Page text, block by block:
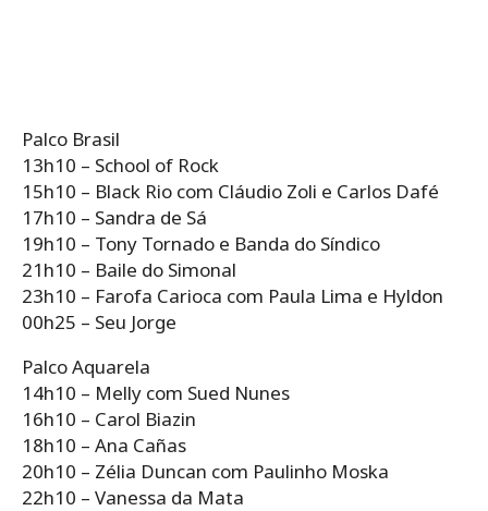
Palco Brasil
13h10 – School of Rock
15h10 – Black Rio com Cláudio Zoli e Carlos Dafé
17h10 – Sandra de Sá
19h10 – Tony Tornado e Banda do Síndico
21h10 – Baile do Simonal
23h10 – Farofa Carioca com Paula Lima e Hyldon
00h25 – Seu Jorge
Palco Aquarela
14h10 – Melly com Sued Nunes
16h10 – Carol Biazin
18h10 – Ana Cañas
20h10 – Zélia Duncan com Paulinho Moska
22h10 – Vanessa da Mata